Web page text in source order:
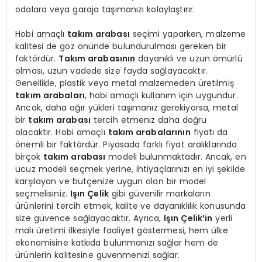
odalara veya garaja taşımanızı kolaylaştırır.
Hobi amaçlı takım arabası seçimi yaparken, malzeme
kalitesi de göz önünde bulundurulması gereken bir
faktördür. Takım arabasının dayanıklı ve uzun ömürlü
olması, uzun vadede size fayda sağlayacaktır.
Genellikle, plastik veya metal malzemeden üretilmiş
takım arabaları, hobi amaçlı kullanım için uygundur.
Ancak, daha ağır yükleri taşımanız gerekiyorsa, metal
bir takım arabası tercih etmeniz daha doğru
olacaktır. Hobi amaçlı takım arabalarının fiyatı da
önemli bir faktördür. Piyasada farklı fiyat aralıklarında
birçok takım arabası modeli bulunmaktadır. Ancak, en
ucuz modeli seçmek yerine, ihtiyaçlarınızı en iyi şekilde
karşılayan ve bütçenize uygun olan bir model
seçmelisiniz. Işın Çelikgibi güvenilir markaların
ürünlerini tercih etmek, kalite ve dayanıklılık konusunda
size güvence sağlayacaktır. Ayrıca, Işın Çelik’in yerli
malı üretimi ilkesiyle faaliyet göstermesi, hem ülke
ekonomisine katkıda bulunmanızı sağlar hem de
ürünlerin kalitesine güvenmenizi sağlar.